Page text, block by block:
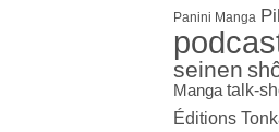
Panini Manga
seinen
Manga talk-
Éditions